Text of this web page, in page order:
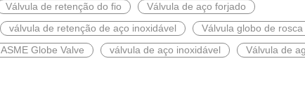
Válvula de retenção do fio
Válvula de aço forjado
válvula de retenção de aço inoxidável
Válvula globo de
ASME Globe Valve válvula de aço inoxidável Válvula de